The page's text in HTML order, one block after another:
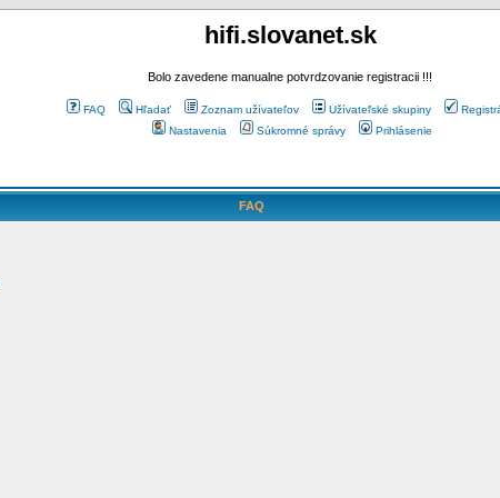
hifi.slovanet.sk
Bolo zavedene manualne potvrdzovanie registracii !!!
FAQ Hľadať Zoznam užívateľov Užívateľské skupiny
Nastavenia
Súkromné správy Prihlásenie
FAQ